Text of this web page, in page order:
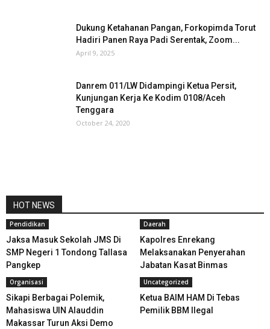
Dukung Ketahanan Pangan, Forkopimda Torut
Hadiri Panen Raya Padi Serentak, Zoom...
April 9, 2025
Danrem 011/LW Didampingi Ketua Persit,
Kunjungan Kerja Ke Kodim 0108/Aceh
Tenggara
October 24, 2020
HOT NEWS
Pendidikan
Jaksa Masuk Sekolah JMS Di
SMP Negeri 1 Tondong Tallasa
Pangkep
Daerah
Kapolres Enrekang
Melaksanakan Penyerahan
Jabatan Kasat Binmas
Organisasi
Sikapi Berbagai Polemik,
Mahasiswa UIN Alauddin
Makassar Turun Aksi Demo
Uncategorized
Ketua BAIM HAM Di Tebas
Pemilik BBM Ilegal